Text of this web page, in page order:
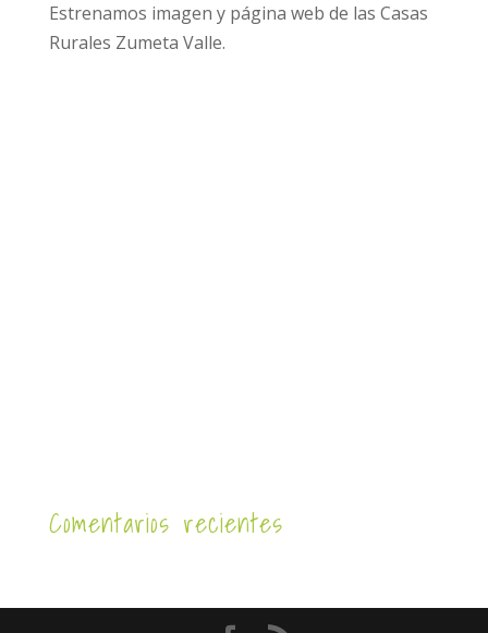
Estrenamos imagen y página web de las Casas
Rurales Zumeta Valle.
Comentarios recientes